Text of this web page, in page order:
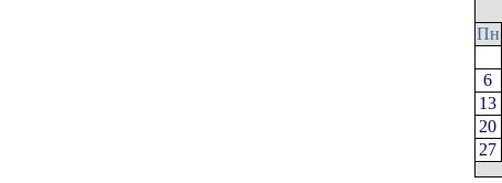
Пн
6
13
20
27